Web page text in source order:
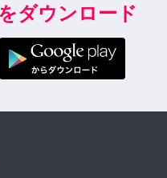
ダウンロード